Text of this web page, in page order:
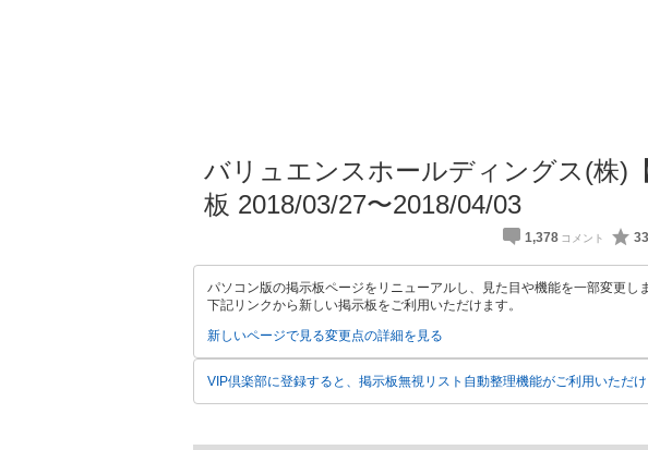
バリュエンスホールディングス(株)
板 2018/03/27〜2018/04/03
1,378 33
パソコン版の掲示板ページをリニューアルし、見た目や機能を一部変更し
下記リンクから新しい掲示板をご利用いただけます。
新しいページで見る変更点の詳細を見る
VIP倶楽部に登録すると、掲示板無視リスト自動整理機能がご利用いただ